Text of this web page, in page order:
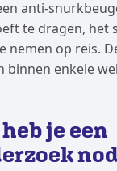
anti-
te dragen, het
nemen op reis.
binnen enkele
je een